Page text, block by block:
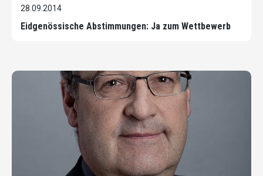
28.09.2014
Eidgenössische Abstimmungen: Ja zum Wettbewerb